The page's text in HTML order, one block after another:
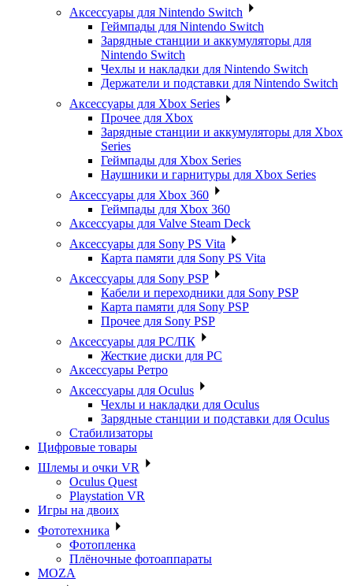
Аксессуары для Nintendo Switch
Геймпады для Nintendo Switch
Зарядные станции и аккумуляторы для
Nintendo Switch
Чехлы и накладки для Nintendo Switch
Держатели и подставки для Nintendo Switch
Аксессуары для Xbox Series
Прочее для Xbox
Зарядные станции и аккумуляторы для Xbox
Series
Геймпады для Xbox Series
Наушники и гарнитуры для Xbox Series
Аксессуары для Xbox 360
Геймпады для Xbox 360
Аксессуары для Valve Steam Deck
Аксессуары для Sony PS Vita
Карта памяти для Sony PS Vita
Аксессуары для Sony PSP
Кабели и переходники для Sony PSP
Карта памяти для Sony PSP
Прочее для Sony PSP
Аксессуары для PC/ПК
Жесткие диски для PC
Аксессуары Ретро
Аксессуары для Oculus
Чехлы и накладки для Oculus
Зарядные станции и подставки для Oculus
Стабилизаторы
Цифровые товары
Шлемы и очки VR
Oculus Quest
Playstation VR
Игры на двоих
Фототехника
Фотопленка
Плёночные фотоаппараты
MOZA